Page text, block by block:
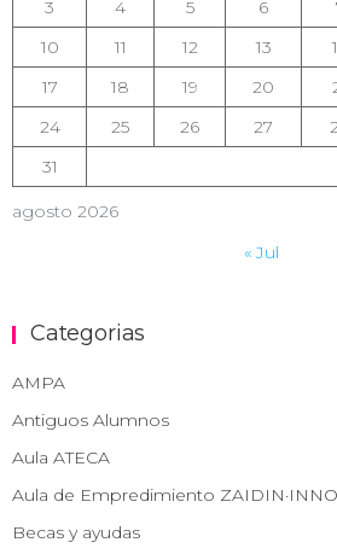
agosto 2026
3 4 5 6
10
11 12 13
17
18 19 20
24
25 26 27
31
« Jul
Categorias
AMPA
Antiguos Alumnos
Aula ATECA
Aula de Empredimiento
Becas y ayudas